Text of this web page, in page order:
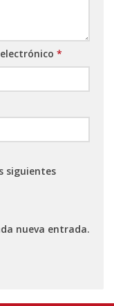
*
siguientes
nueva entrada.